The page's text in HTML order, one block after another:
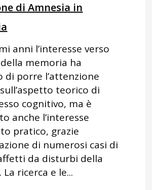
di Amnesia in
anni l’interesse verso
memoria ha
di porre l’attenzione
teorico di
cognitivo, ma è
anche l’interesse
pratico, grazie
di numerosi casi di
da disturbi della
ricerca e le...